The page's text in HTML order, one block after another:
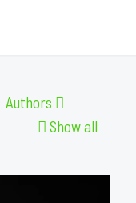
Authors
Show all